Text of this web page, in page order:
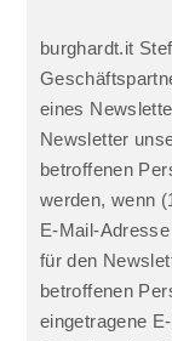
burghardt.it
eines
Newsletter
betroffenen
werden, wenn
E-Mail-
für den
betroffenen
eingetragene